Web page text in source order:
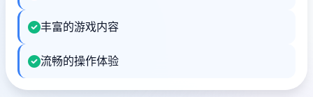
丰富的游戏内容
流畅的操作体验